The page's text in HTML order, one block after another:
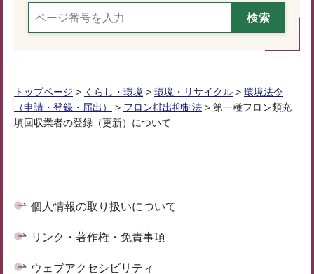
トップページ > くらし・環境 > 環境・リサイクル > 環境法令
（申請・登録・届出）
> フロン排出抑制法 > 第一種フロン類充
填回収業者の登録（更新）について
個人情報の取り扱いについて
リンク・著作権・免責事項
ウェブアクセシビリティ